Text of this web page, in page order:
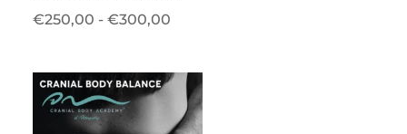
€250,00 - €300,00
da
€250,00